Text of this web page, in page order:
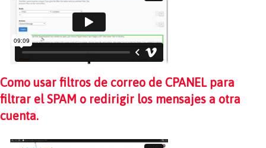
Como usar filtros de correo de CPANEL para
filtrar el SPAM o redirigir los mensajes a otra
cuenta.